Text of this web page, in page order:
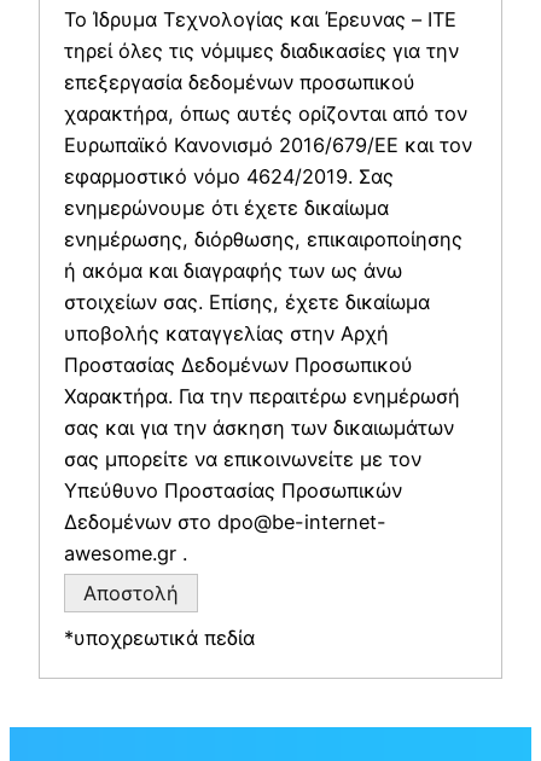
Το Ίδρυμα Τεχνολογίας και Έρευνας – ΙΤΕ
τηρεί όλες τις νόμιμες διαδικασίες για την
επεξεργασία δεδομένων προσωπικού
χαρακτήρα, όπως αυτές ορίζονται από τον
Ευρωπαϊκό Κανονισμό 2016/679/ΕΕ και τον
εφαρμοστικό νόμο 4624/2019. Σας
ενημερώνουμε ότι έχετε δικαίωμα
ενημέρωσης, διόρθωσης, επικαιροποίησης
ή ακόμα και διαγραφής των ως άνω
στοιχείων σας. Επίσης, έχετε δικαίωμα
υποβολής καταγγελίας στην Αρχή
Προστασίας Δεδομένων Προσωπικού
Χαρακτήρα. Για την περαιτέρω ενημέρωσή
σας και για την άσκηση των δικαιωμάτων
σας μπορείτε να επικοινωνείτε με τον
Υπεύθυνο Προστασίας Προσωπικών
Δεδομένων στο dpo@be-internet-
awesome.gr .
*υποχρεωτικά πεδία